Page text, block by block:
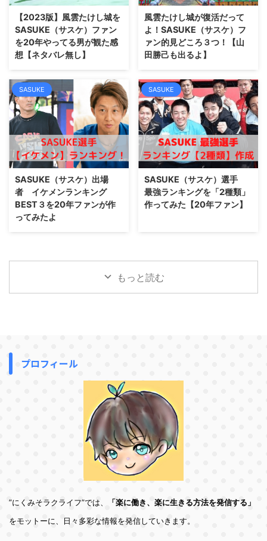
【2023版】風雲たけし城を
SASUKE（サスケ）ファン
を20年やってる男が観た感
想【ネタバレ無し】
風雲たけし城が復活だって
よ！SASUKE（サスケ）フ
ァン的見どころ３つ！【山
田勝己も出るよ】
SASUKE
SASUKE（サスケ）出場
者 イケメンランキング
BEST３を20年ファンが作
ってみたよ
SASUKE
SASUKE（サスケ）選手
最強ランキングを「2種類」
作ってみた【20年ファン】
もっと読む
プロフィール
”にくみそラクライフ”では、
「楽に働き、楽に生きる方法を発信する」
をモットーに、日々多彩な情報を発信していきます。